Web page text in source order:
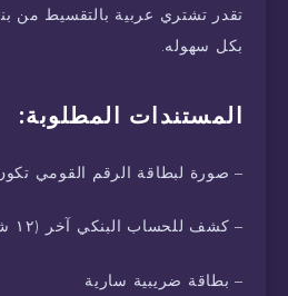
تقدر تشتري عربية بالتقسيط من
بكل سهوله.
المستندات المطلوبة:
– صورة لبطاقة الرقم القومي
– كشف للحساب البنكي آخر (١٢ شهر)
– بطاقة ضريبية سارية